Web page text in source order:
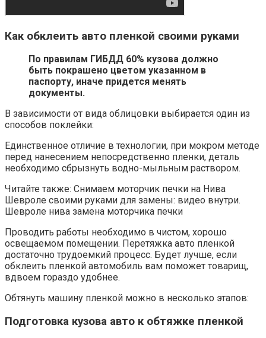
Как обклеить авто пленкой своими руками
По правилам ГИБДД 60% кузова должно
быть покрашено цветом указанном в
паспорту, иначе придется менять
документы.
В зависимости от вида облицовки выбирается один из
способов поклейки:
Единственное отличие в технологии, при мокром методе
перед нанесением непосредственно пленки, деталь
необходимо сбрызнуть водно-мыльным раствором.
Читайте также: Снимаем моторчик печки на Нива
Шевроле своими руками для замены: видео внутри.
Шевроле нива замена моторчика печки
Проводить работы необходимо в чистом, хорошо
освещаемом помещении. Перетяжка авто пленкой
достаточно трудоемкий процесс. Будет лучше, если
обклеить пленкой автомобиль вам поможет товарищ,
вдвоем гораздо удобнее.
Обтянуть машину пленкой можно в несколько этапов:
Подготовка кузова авто к обтяжке пленкой